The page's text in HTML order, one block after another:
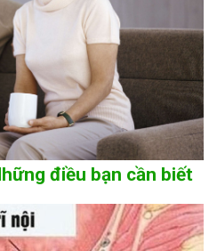
điều bạn cần biết